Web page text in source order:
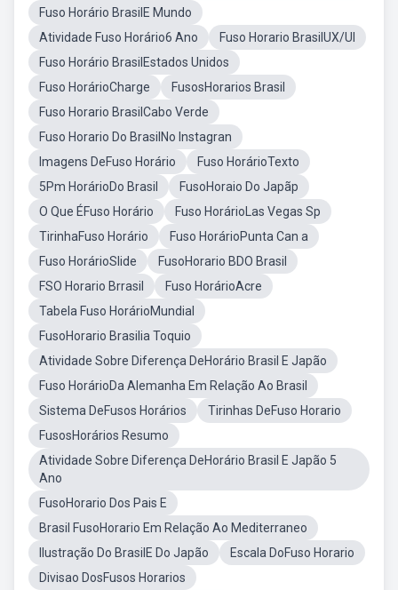
Fuso Horário BrasilE Mundo
Atividade Fuso Horário6 Ano
Fuso Horario BrasilUX/UI
Fuso Horário BrasilEstados Unidos
Fuso HorárioCharge
FusosHorarios Brasil
Fuso Horario BrasilCabo Verde
Fuso Horario Do BrasilNo Instagran
Imagens DeFuso Horário
Fuso HorárioTexto
5Pm HorárioDo Brasil
FusoHoraio Do Japãp
O Que ÉFuso Horário
Fuso HorárioLas Vegas Sp
TirinhaFuso Horário
Fuso HorárioPunta Can a
Fuso HorárioSlide
FusoHorario BDO Brasil
FSO Horario Brrasil
Fuso HorárioAcre
Tabela Fuso HorárioMundial
FusoHorario Brasilia Toquio
Atividade Sobre Diferença DeHorário Brasil E Japão
Fuso HorárioDa Alemanha Em Relação Ao Brasil
Sistema DeFusos Horários
Tirinhas DeFuso Horario
FusosHorários Resumo
Atividade Sobre Diferença DeHorário Brasil E Japão 5
Ano
FusoHorario Dos Pais E
Brasil FusoHorario Em Relação Ao Mediterraneo
Ilustração Do BrasilE Do Japão
Escala DoFuso Horario
Divisao DosFusos Horarios